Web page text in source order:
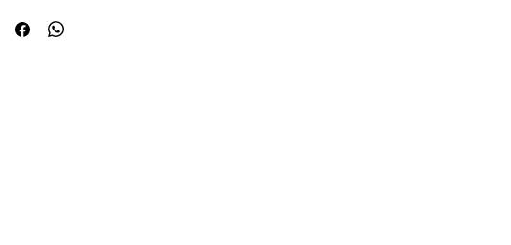
par des serpentes légendées, en héliotypie par Léon Marotte.
Tirage : 350 ex.Un des 50 de luxe sur japon numérotés (n° VII).